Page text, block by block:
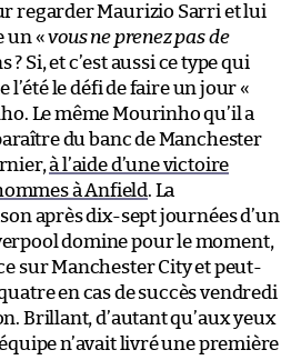
regarder Maurizio Sarri et lui
un «vous ne prenez pas de
? Si, et c’est aussi ce type qui
l’été le défi de faire un jour «
Le même Mourinho qu’il a
du banc de Manchester
à l’aide d’une victoire
à Anfield . La
après dix-sept journées d’un
domine pour le moment,
sur Manchester City et peut-
en cas de succès vendredi
Brillant, d’autant qu’aux yeux
n’avait livré une première